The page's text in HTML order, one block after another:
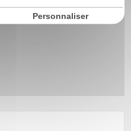
Personnaliser